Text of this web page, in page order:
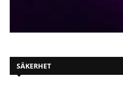
SÄKERHET